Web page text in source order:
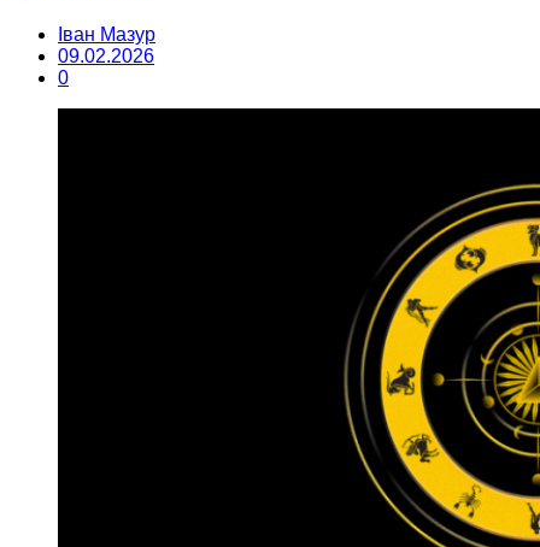
Іван Мазур
09.02.2026
0